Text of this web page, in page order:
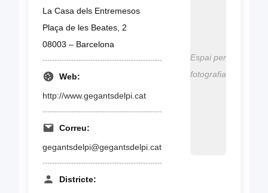
La Casa dels Entremesos
Plaça de les Beates, 2
08003 – Barcelona
Web:
http://www.gegantsdelpi.cat
Correu:
gegantsdelpi@gegantsdelpi.cat
Districte:
Espai per
fotografia